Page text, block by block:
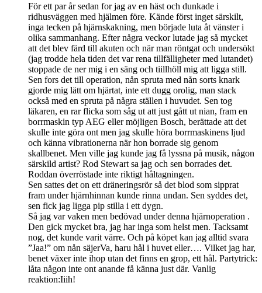
För ett par år sedan for jag av en häst och dunkade i
ridhusväggen med hjälmen före. Kände först inget särskilt,
inga tecken på hjärnskakning, men började luta åt vänster i
olika sammanhang. Efter några veckor lutade jag så mycket
att det blev färd till akuten och när man röntgat och undersökt
(jag trodde hela tiden det var rena tillfälligheter med lutandet)
stoppade de ner mig i en säng och tiillhöll mig att ligga still.
Sen fors det till operation, nån spruta med nån sorts knark
gjorde mig lätt om hjärtat, inte ett dugg orolig, man stack
också med en spruta på några ställen i huvudet. Sen tog
läkaren, en rar flicka som såg ut att just gått ut nian, fram en
borrmaskin typ AEG eller möjligen Bosch, berättade att det
skulle inte göra ont men jag skulle höra borrmaskinens ljud
och känna vibrationerna när hon borrade sig genom
skallbenet. Men ville jag kunde jag få lyssna på musik, någon
särskild artist? Rod Stewart sa jag och sen borrades det.
Roddan överröstade inte riktigt håltagningen.
Sen sattes det on ett dräneringsrör så det blod som sipprat
fram under hjärnhinnan kunde rinna undan. Sen syddes det,
sen fick jag ligga pip stilla i ett dygn.
Så jag var vaken men bedövad under denna hjärnoperation .
Den gick mycket bra, jag har inga som helst men. Tacksamt
nog, det kunde varit värre. Och på köpet kan jag alltid svara
”Jaa!” om nån säjerVa, haru hål i huvet eller…. Vilket jag har,
benet växer inte ihop utan det finns en grop, ett hål. Partytrick:
låta någon inte ont anande få känna just där. Vanlig
reaktion:Iiih!